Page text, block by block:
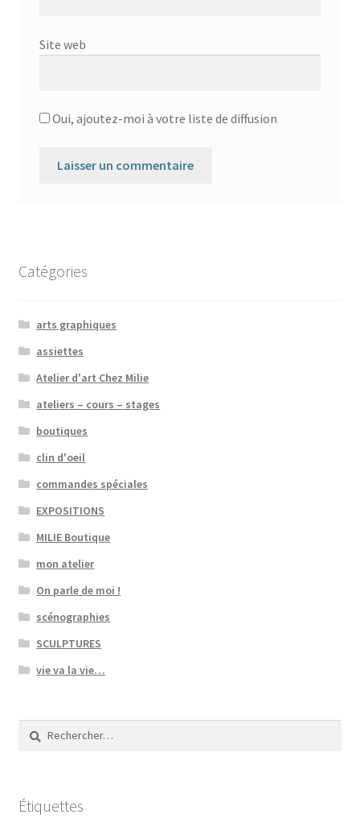
Site web
Oui, ajoutez-moi à votre liste de diffusion
Catégories
arts graphiques
assiettes
Atelier d'art Chez Milie
ateliers – cours – stages
boutiques
clin d'oeil
commandes spéciales
EXPOSITIONS
MILIE Boutique
mon atelier
On parle de moi !
scénographies
SCULPTURES
vie va la vie…
Rechercher :
Étiquettes